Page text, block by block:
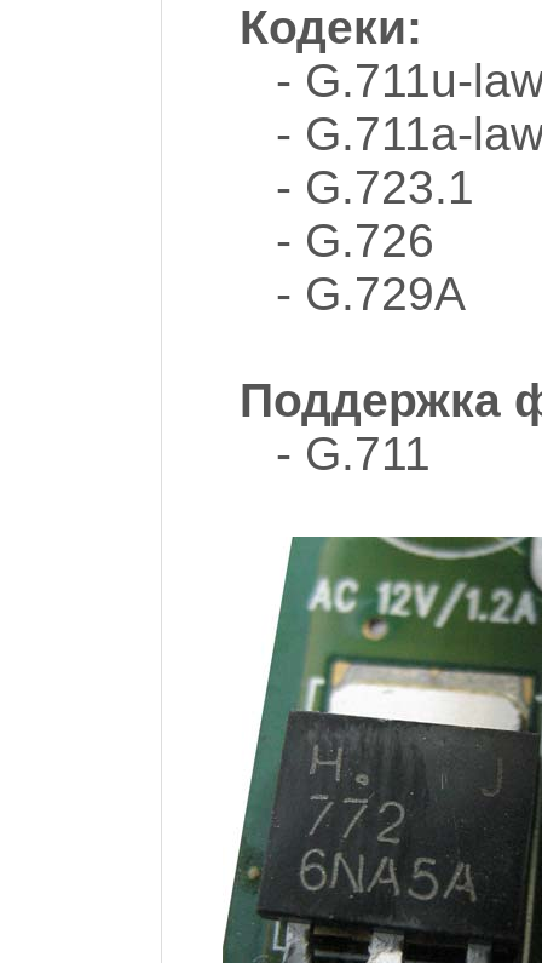
Кодеки:
- G.711u-
- G.711a-
- G.723.1
- G.726
- G.729A
Поддержка
- G.711